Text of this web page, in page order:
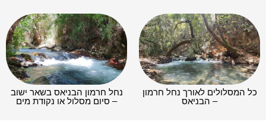
כל המסלולים לאורך נחל חרמון
– הבניאס
נחל חרמון הבניאס בשאר ישוב
– סיום מסלול או נקודת מים